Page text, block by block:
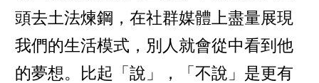
頭去土法煉鋼，在社群媒體上盡量展現
我們的生活模式，別人就會從中看到他
的夢想。比起「說」，「不說」是更有